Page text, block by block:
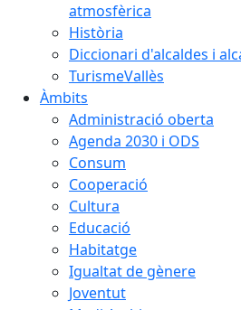
atmosfèrica
Història
Diccionari d'alcaldes i
TurismeVallès
Àmbits
Administració oberta
Agenda 2030 i ODS
Consum
Cooperació
Cultura
Educació
Habitatge
Igualtat de gènere
Joventut